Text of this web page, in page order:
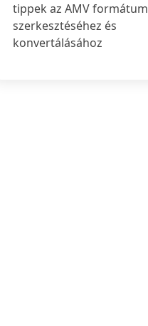
tippek az AMV formátum
szerkesztéséhez és
konvertálásához